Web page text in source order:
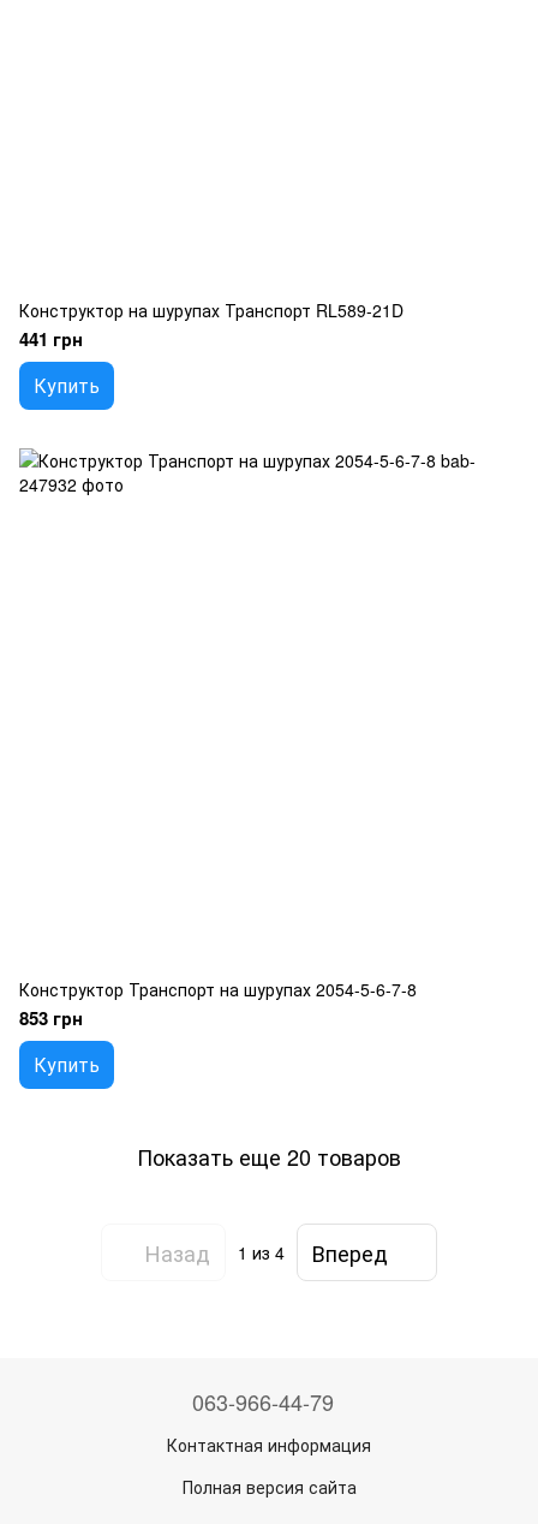
Конструктор на шурупах Транспорт RL589-21D
441 грн
Купить
Конструктор Транспорт на шурупах 2054-5-6-7-8
853 грн
Купить
Показать еще 20 товаров
Назад 1 из 4 Вперед
063-966-44-79
Контактная информация
Полная версия сайта